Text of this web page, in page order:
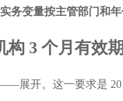
实务变量按主管部门和
构 3 个月有效
展开。这一要求是